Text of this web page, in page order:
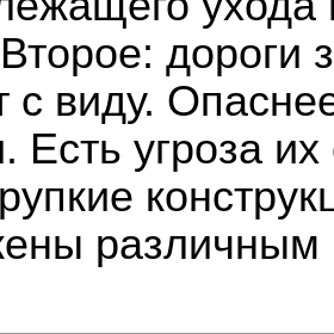
дороги
с виду.
Есть угроза